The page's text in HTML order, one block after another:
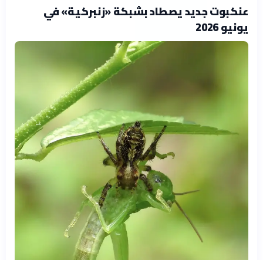
عنكبوت جديد يصطاد بشبكة «زنبركية» في
يونيو 2026